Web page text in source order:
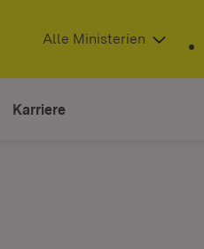
(Öffnet in neuem Fenster)
Alle Ministerien
Karriere